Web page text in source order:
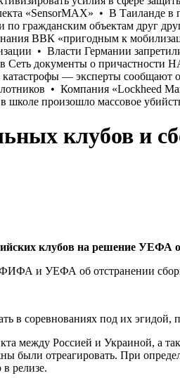
клубов и
клубов на решение УЕФА
и УЕФА об отстранении
соревнованиях под их эгидой,
между Россией и Украиной, а
отреагировать. При
релизе.